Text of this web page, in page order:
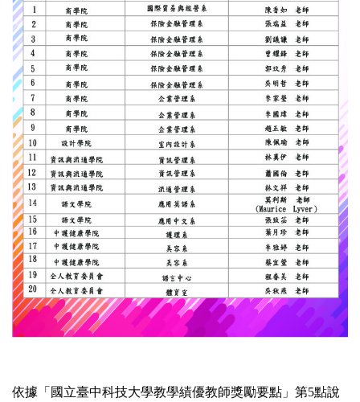
依據「國立臺中科技大學教學績優教師獎勵要點」第5點說